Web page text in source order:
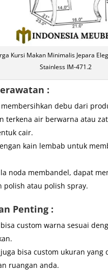
Kursi Makan Minimalis Jepara
Stainless IM-471.2
:
debu dari
terkena air berwarna atau
cair.
kain lembab untuk
noda membandel, dapat
polish atau polish spray.
Penting :
custom warna sesuai
bisa custom ukuran yang
ruangan anda.